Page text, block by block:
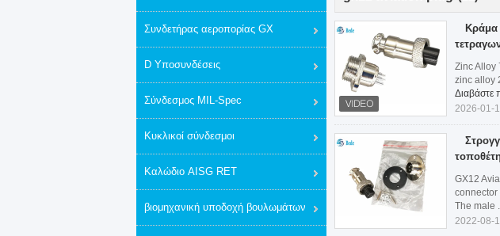
Συνδετήρας αεροπορίας GX
D Υποσυνδέσεις
Σύνδεσμος MIL-Spec
Κυκλικοί σύνδεσμοι
Καλώδιο AISG RET
βιομηχανική υποδοχή βουλωμάτων
Κράμα
Zinc Alloy
zinc alloy
Διαβάστε
2026-01-
GX12
connector
The male
2022-08-